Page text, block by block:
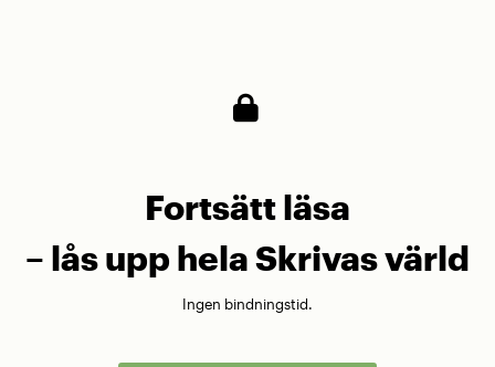
Fortsätt läsa
– lås upp hela Skrivas värld
Ingen bindningstid.